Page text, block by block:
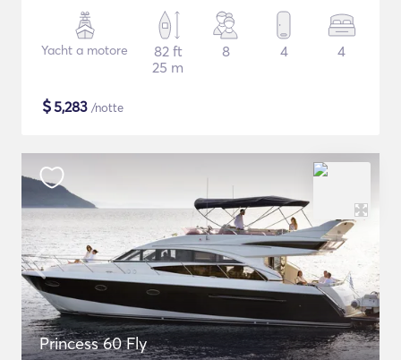
Yacht a motore
82 ft
25 m
8 4 4
$5,283 /notte
Princess 60 Fly